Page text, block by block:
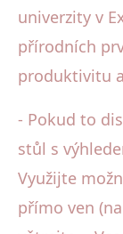
univerzity v
přírodních
produktivitu
- Pokud to
stůl s
Využijte
přímo ven